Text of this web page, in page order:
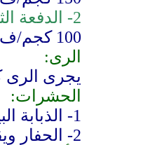
2- الدفعة الثانية
100 كجم/ف نترات نشادر + 75 كجم/ف سلفات بوتاسيوم ثم الرى.
الرى:
يجرى الرى كل 8- 10 يوم بإنتظام مع
الحشرات:
1-
الذبابة
2-
الحفار